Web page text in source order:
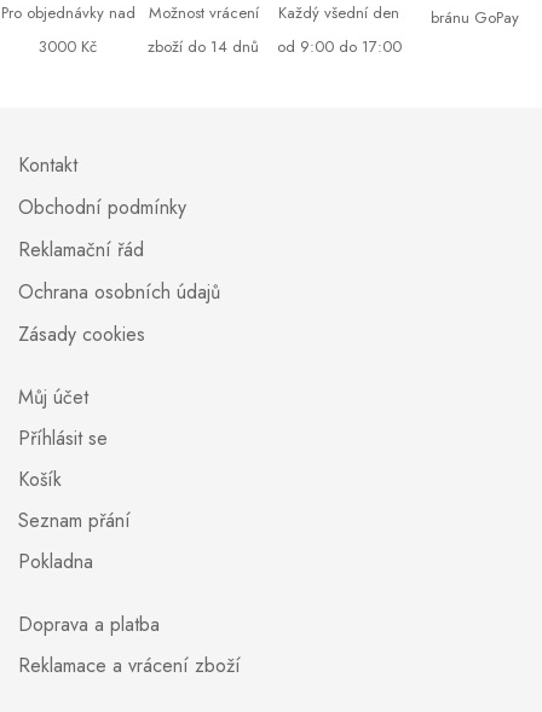
Pro objednávky nad
3000 Kč
Možnost vrácení
zboží do 14 dnů
Každý všední den
od 9:00 do 17:00
bránu GoPay
Kontakt
Obchodní podmínky
Reklamační řád
Ochrana osobních údajů
Zásady cookies
Můj účet
Příhlásit se
Košík
Seznam přání
Pokladna
Doprava a platba
Reklamace a vrácení zboží